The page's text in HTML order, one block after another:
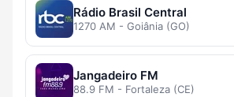
Rádio Brasil Central
1270 AM - Goiânia (GO)
Jangadeiro FM
88.9 FM - Fortaleza (CE)